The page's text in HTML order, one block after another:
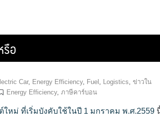
อ
Car, Energy Efficiency, Fuel , Logistics, ข่าวใน
Energy Efficiency, ภาษีคาร์บอน
หม่ ที่เริ่มบังคับใช้ในปี 1 มกราคม พ.ศ.2559